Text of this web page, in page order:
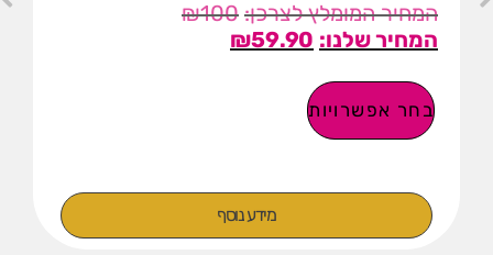
₪100
₪59.90
בחר אפשרויות
מידע נוסף